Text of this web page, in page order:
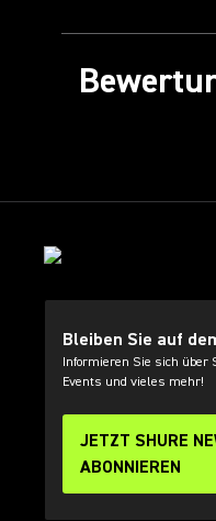
Bleiben Sie auf
Informieren Sie sich über
Events und vieles mehr!
JETZT SHURE
ABONNIEREN